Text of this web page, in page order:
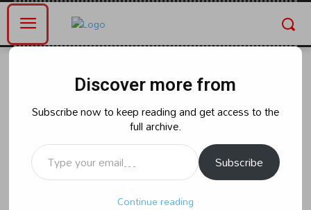
అయోధ్య ఆలయంలో శ్రీరామనవమి
వేడుకలు అంబరాన్నంటాయి.
naradanews.in Wednesday, April 17, 2024 1:20 pm
Discover more from
Subscribe now to keep reading and get access to the
full archive.
Type your email…
Subscribe
Continue reading